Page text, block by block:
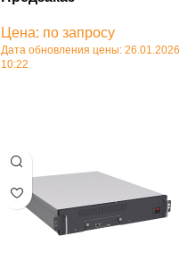
Цена: по запросу
Дата обновления цены: 26.01.2026
10:22